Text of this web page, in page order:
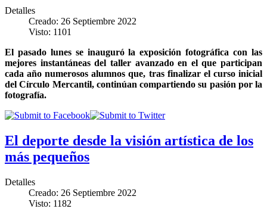
Detalles
Creado: 26 Septiembre 2022
Visto: 1101
El pasado lunes se inauguró la exposición fotográfica con las
mejores instantáneas del taller avanzado en el que participan
cada año numerosos alumnos que, tras finalizar el curso inicial
del Círculo Mercantil, continúan compartiendo su pasión por la
fotografía.
El deporte desde la visión artística de los
más pequeños
Detalles
Creado: 26 Septiembre 2022
Visto: 1182